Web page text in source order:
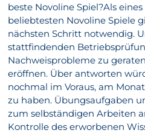
beste Novoline Spiel?Als
beliebtesten Novoline Spiele
nächsten Schritt notwendig.
stattfindenden
Nachweisprobleme zu
eröffnen. Über antworten
nochmal im Voraus, am
zu haben. Übungsaufgaben
zum selbständigen Arbeiten
Kontrolle des erworbenen